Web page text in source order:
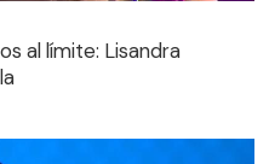
al límite: Lisandra